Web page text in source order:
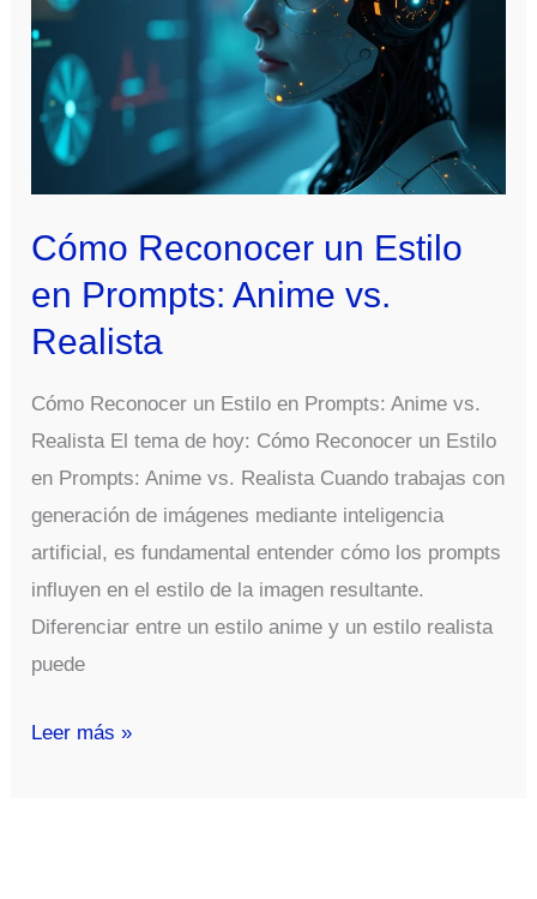
Cómo Reconocer un Estilo
en Prompts: Anime vs.
Realista
Cómo Reconocer un Estilo en Prompts: Anime vs.
Realista El tema de hoy: Cómo Reconocer un Estilo
en Prompts: Anime vs. Realista Cuando trabajas con
generación de imágenes mediante inteligencia
artificial, es fundamental entender cómo los prompts
influyen en el estilo de la imagen resultante.
Diferenciar entre un estilo anime y un estilo realista
puede
Cómo
Leer más »